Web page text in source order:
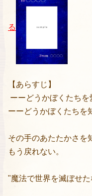
る
【あらすじ】
ーーどうかぼくたちを
ーーどうかぼくたちを
その手のあたたかさを
もう戻れない。
"魔法で世界を滅ぼせた